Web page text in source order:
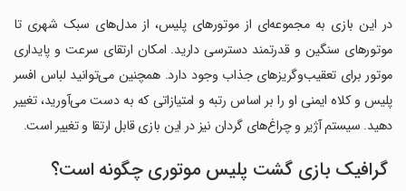
در این بازی به مجموعه‌ای از موتورهای پلیس، از مدل‌های سبک شهری تا
موتورهای سنگین و قدرتمند دسترسی دارید. امکان ارتقای سرعت و پایداری
موتور برای تعقیب‌وگریزهای جذاب وجود دارد. همچنین می‌توانید لباس افسر
پلیس و کلاه ایمنی او را بر اساس رتبه و امتیازاتی که به دست می‌آورید، تغییر
دهید. سیستم آژیر و چراغ‌های گردان نیز در این بازی قابل ارتقا و تغییر است.
گرافیک بازی گشت پلیس موتوری چگونه است؟